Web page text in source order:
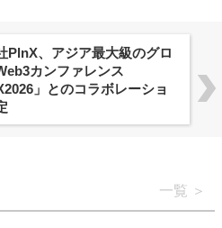
PlnX、アジア最大級のグロ
カンファレンス
」とのコラボレーショ
一覧